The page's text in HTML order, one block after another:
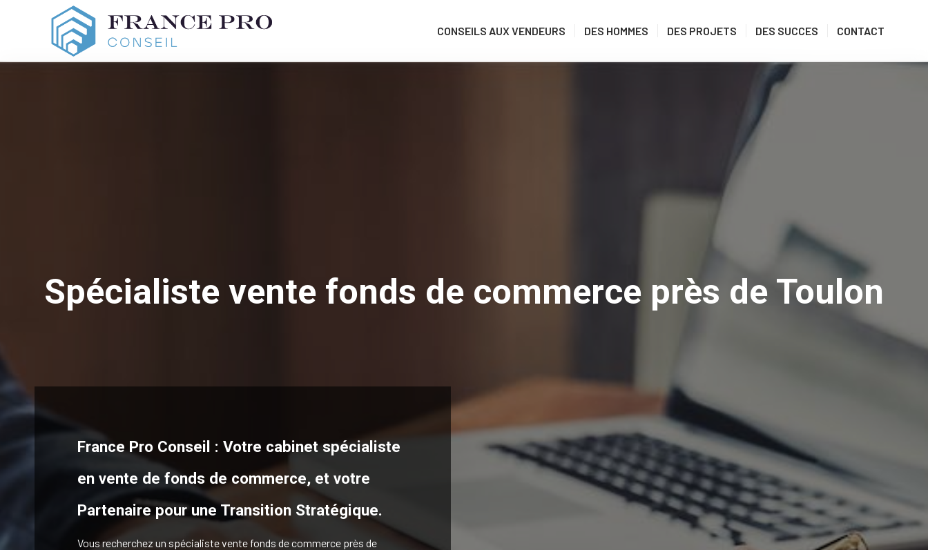
CONSEILS AUX VENDEURS DES HOMMES DES PROJETS DES SUCCES CONTACT
Spécialiste vente fonds de commerce près de Toulon
France Pro Conseil : Votre cabinet spécialiste
en vente de fonds de commerce, et votre
Partenaire pour une Transition Stratégique.
Vous recherchez un spécialiste vente fonds de commerce près de